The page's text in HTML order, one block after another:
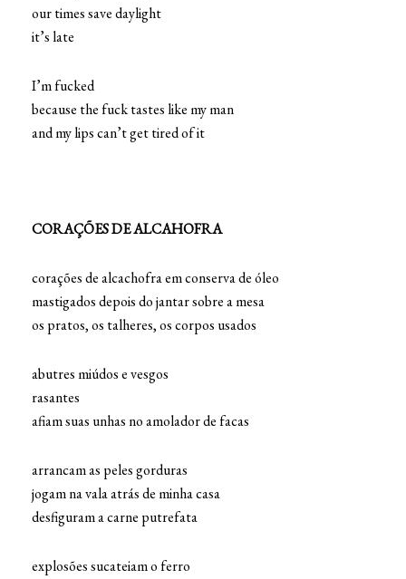
our times save daylight
it’s late
I’m fucked
because the fuck tastes like my man
and my lips can’t get tired of it
CORAÇÕES DE ALCAHOFRA
corações de alcachofra em conserva de óleo
mastigados depois do jantar sobre a mesa
os pratos, os talheres, os corpos usados
abutres miúdos e vesgos
rasantes
afiam suas unhas no amolador de facas
arrancam as peles gorduras
jogam na vala atrás de minha casa
desfiguram a carne putrefata
explosões sucateiam o ferro